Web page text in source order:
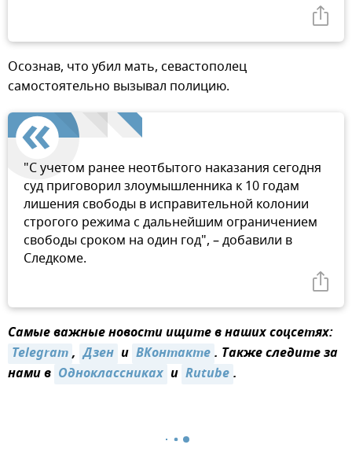
Осознав, что убил мать, севастополец
самостоятельно вызывал полицию.
"С учетом ранее неотбытого наказания сегодня
суд приговорил злоумышленника к 10 годам
лишения свободы в исправительной колонии
строгого режима с дальнейшим ограничением
свободы сроком на один год", – добавили в
Следкоме.
Самые важные новости ищите в наших соцсетях:
Telegram, Дзен и ВКонтакте. Также следите за
нами в Одноклассниках и Rutube.